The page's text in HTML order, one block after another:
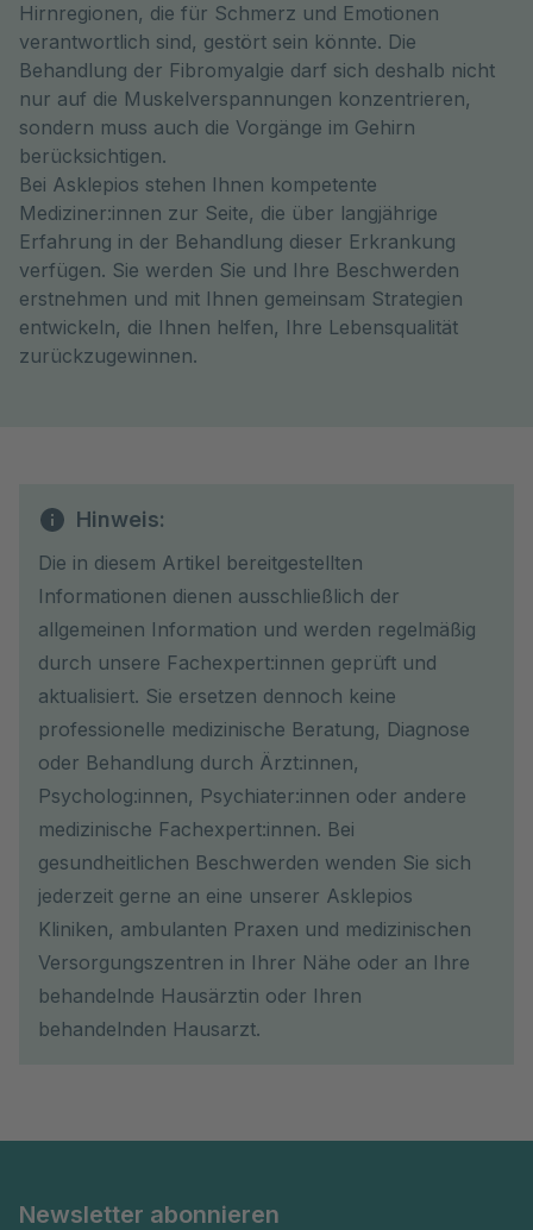
Hirnregionen, die für Schmerz und Emotionen
verantwortlich sind, gestört sein könnte. Die
Behandlung der Fibromyalgie darf sich deshalb nicht
nur auf die Muskelverspannungen konzentrieren,
sondern muss auch die Vorgänge im Gehirn
berücksichtigen.
Bei Asklepios stehen Ihnen kompetente
Mediziner:innen zur Seite, die über langjährige
Erfahrung in der Behandlung dieser Erkrankung
verfügen. Sie werden Sie und Ihre Beschwerden
erstnehmen und mit Ihnen gemeinsam Strategien
entwickeln, die Ihnen helfen, Ihre Lebensqualität
zurückzugewinnen.
Hinweis:
Die in diesem Artikel bereitgestellten
Informationen dienen ausschließlich der
allgemeinen Information und werden regelmäßig
durch unsere Fachexpert:innen geprüft und
aktualisiert. Sie ersetzen dennoch keine
professionelle medizinische Beratung, Diagnose
oder Behandlung durch Ärzt:innen,
Psycholog:innen, Psychiater:innen oder andere
medizinische Fachexpert:innen. Bei
gesundheitlichen Beschwerden wenden Sie sich
jederzeit gerne an eine unserer Asklepios
Kliniken, ambulanten Praxen und medizinischen
Versorgungszentren in Ihrer Nähe oder an Ihre
behandelnde Hausärztin oder Ihren
behandelnden Hausarzt.
Newsletter abonnieren